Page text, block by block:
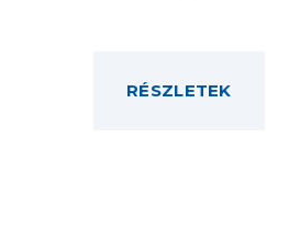
RÉSZLETEK